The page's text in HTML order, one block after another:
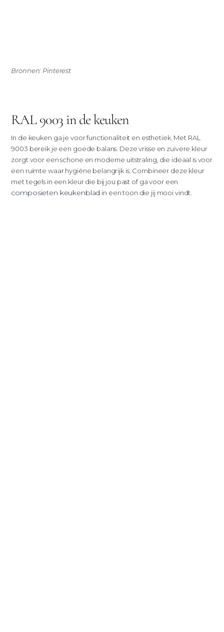
Bronnen: Pinterest
RAL 9003 in de keuken
In de keuken ga je voor functionaliteit en esthetiek. Met RAL
9003 bereik je een goede balans. Deze vrisse en zuivere kleur
zorgt voor een schone en moderne uitstraling, die ideaal is voor
een ruimte waar hygiëne belangrijk is. Combineer deze kleur
met tegels in een kleur die bij jou past of ga voor een
composieten keukenblad in een toon die jij mooi vindt.